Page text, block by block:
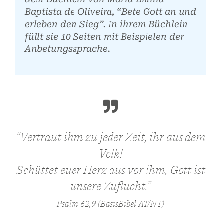
Baptista de Oliveira, “Bete Gott an und
erleben den Sieg”. In ihrem Büchlein
füllt sie 10 Seiten mit Beispielen der
Anbetungssprache.
“Vertraut ihm zu jeder Zeit, ihr aus dem
Volk!
Schüttet euer Herz aus vor ihm, Gott ist
unsere Zuflucht.”
Psalm 62,9 (BasisBibel AT/NT)